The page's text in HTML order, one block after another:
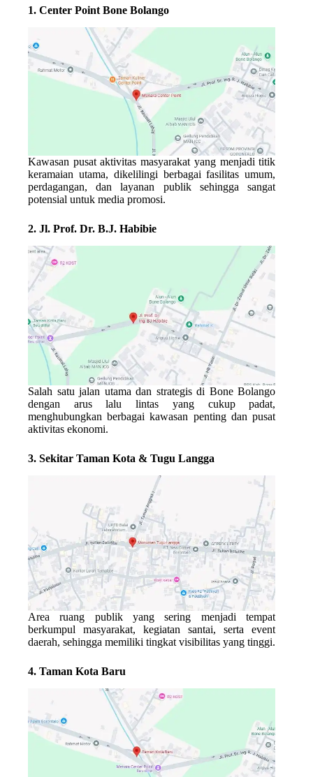
1. Center Point Bone Bolango
Kawasan pusat aktivitas masyarakat yang menjadi titik
keramaian utama, dikelilingi berbagai fasilitas umum,
perdagangan, dan layanan publik sehingga sangat
potensial untuk media promosi.
2. Jl. Prof. Dr. B.J. Habibie
Salah satu jalan utama dan strategis di Bone Bolango
dengan arus lalu lintas yang cukup padat,
menghubungkan berbagai kawasan penting dan pusat
aktivitas ekonomi.
3. Sekitar Taman Kota & Tugu Langga
Area ruang publik yang sering menjadi tempat
berkumpul masyarakat, kegiatan santai, serta event
daerah, sehingga memiliki tingkat visibilitas yang tinggi.
4. Taman Kota Baru